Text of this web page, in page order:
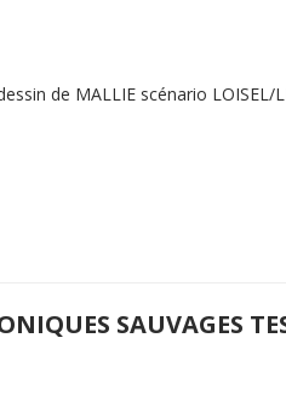
de MALLIE scénario LOISEL/
SAUVAGES